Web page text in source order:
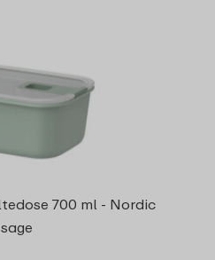
700 ml - Nordic
sage